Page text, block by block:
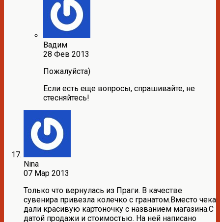
Вадим
28 Фев 2013
Пожалуйста)
Если есть еще вопросы, спрашивайте, не
стесняйтесь!
Nina
07 Мар 2013
Только что вернулась из Праги. В качестве
сувенира привезла колечко с гранатом.Вместо чека
дали красивую картоночку с названием магазина.С
датой продажи и стоимостью. На ней написано